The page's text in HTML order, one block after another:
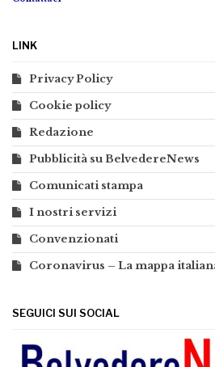
LINK
Privacy Policy
Cookie policy
Redazione
Pubblicità su BelvedereNews
Comunicati stampa
I nostri servizi
Convenzionati
Coronavirus – La mappa
SEGUICI SUI SOCIAL